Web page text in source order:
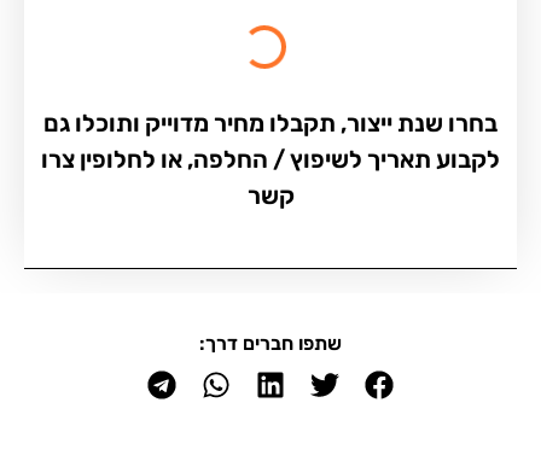
בחרו שנת ייצור, תקבלו מחיר מדוייק ותוכלו גם
לקבוע תאריך לשיפוץ / החלפה, או לחלופין צרו
קשר
שתפו חברים דרך: